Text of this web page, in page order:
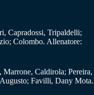
Capradossi, Tripaldelli;
Colombo. Allenatore:
Caldirola; Pereira,
Favilli, Dany Mota.